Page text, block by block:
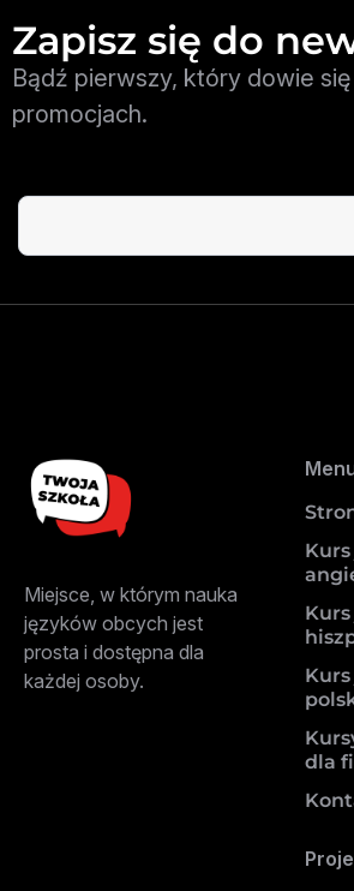
Zapisz się do
Bądź pierwszy, który dowie
promocjach.
Miejsce, w którym nauka
języków obcych jest
prosta i dostępna dla
każdej osoby.
dla